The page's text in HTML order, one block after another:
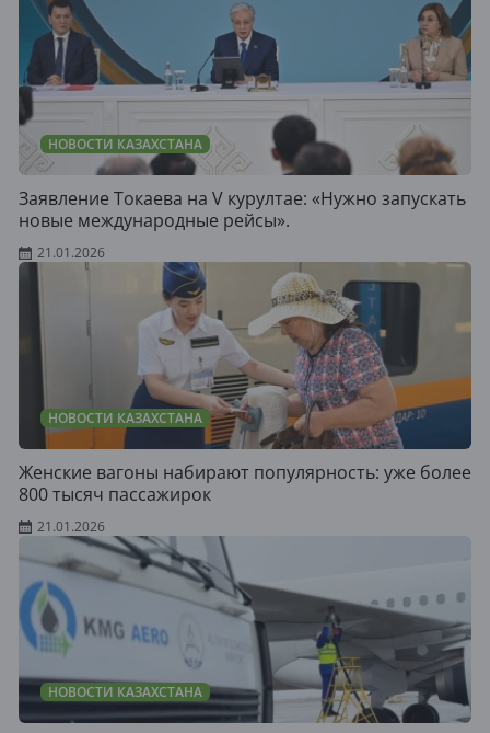
НОВОСТИ КАЗАХСТАНА
Заявление Токаева на V курултае: «Нужно запускать
новые международные рейсы».
21.01.2026
НОВОСТИ КАЗАХСТАНА
Женские вагоны набирают популярность: уже более
800 тысяч пассажирок
21.01.2026
НОВОСТИ КАЗАХСТАНА